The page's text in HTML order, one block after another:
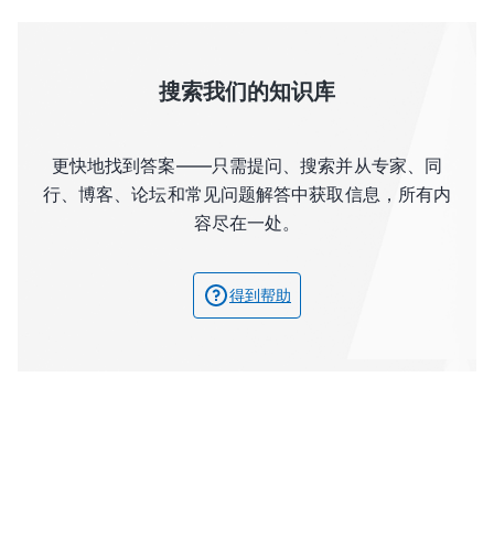
搜索我们的知识库
更快地找到答案——只需提问、搜索并从专家、同
行、博客、论坛和常见问题解答中获取信息，所有内
容尽在一处。
得到帮助